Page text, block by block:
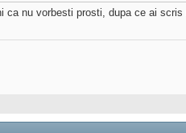
nu vorbesti prosti, dupa ce ai